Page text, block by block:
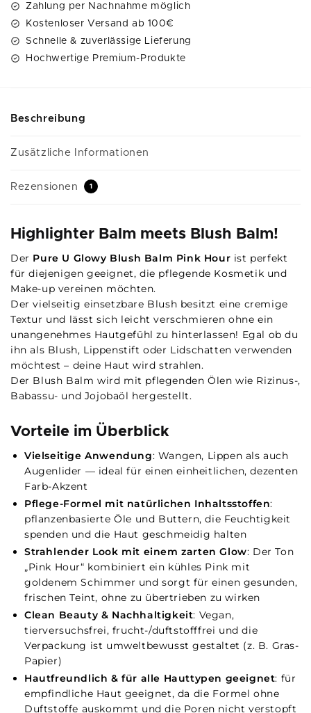
Zahlung per Nachnahme möglich
Kostenloser Versand ab 100€
Schnelle & zuverlässige Lieferung
Hochwertige Premium-Produkte
Beschreibung
Zusätzliche Informationen
Rezensionen 1
Highlighter Balm meets Blush Balm!
Der Pure U Glowy Blush Balm Pink Hour ist perfekt
für diejenigen geeignet, die pflegende Kosmetik und
Make-up vereinen möchten.
Der vielseitig einsetzbare Blush besitzt eine cremige
Textur und lässt sich leicht verschmieren ohne ein
unangenehmes Hautgefühl zu hinterlassen! Egal ob du
ihn als Blush, Lippenstift oder Lidschatten verwenden
möchtest – deine Haut wird strahlen.
Der Blush Balm wird mit pflegenden Ölen wie Rizinus-,
Babassu- und Jojobaöl hergestellt.
Vorteile im Überblick
Vielseitige Anwendung: Wangen, Lippen als auch
Augenlider — ideal für einen einheitlichen, dezenten
Farb-Akzent
Pflege-Formel mit natürlichen Inhaltsstoffen:
pflanzenbasierte Öle und Buttern, die Feuchtigkeit
spenden und die Haut geschmeidig halten
Strahlender Look mit einem zarten Glow: Der Ton
„Pink Hour“ kombiniert ein kühles Pink mit
goldenem Schimmer und sorgt für einen gesunden,
frischen Teint, ohne zu übertrieben zu wirken
Clean Beauty & Nachhaltigkeit: Vegan,
tierversuchsfrei, frucht-/duftstofffrei und die
Verpackung ist umweltbewusst gestaltet (z. B. Gras-
Papier)
Hautfreundlich & für alle Hauttypen geeignet: für
empfindliche Haut geeignet, da die Formel ohne
Duftstoffe auskommt und die Poren nicht verstopft